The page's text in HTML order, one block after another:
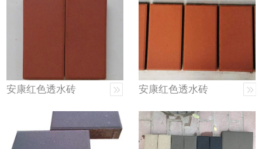
安康红色透水砖 安康红色透水砖